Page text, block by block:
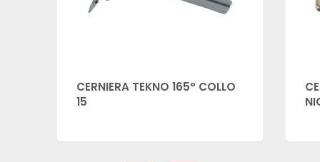
CERNIERA TEKNO 165° COLLO
15